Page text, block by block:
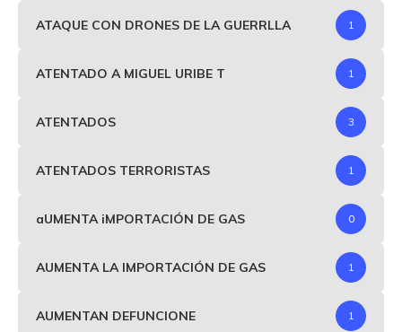
ATAQUE CON DRONES DE LA GUERRLLA 1
ATENTADO A MIGUEL URIBE T 1
ATENTADOS 3
ATENTADOS TERRORISTAS 1
aUMENTA iMPORTACIÓN DE GAS 0
AUMENTA LA IMPORTACIÓN DE GAS 1
AUMENTAN DEFUNCIONE 1